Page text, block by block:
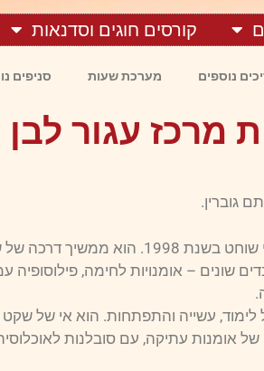
קורסים חוגים וסדנאות
נוספים מערכת שעות סניפים
מרכז עגור לבן
גוברין.
מרכז עגור-לבן בהוד השרון הוקם ע"י סיפו צחי
שונים – אומנויות לחימה, פילוסופיה
עשייה והתפתחות. הוא אי של
אומנות עתיקה, עם סובלנות